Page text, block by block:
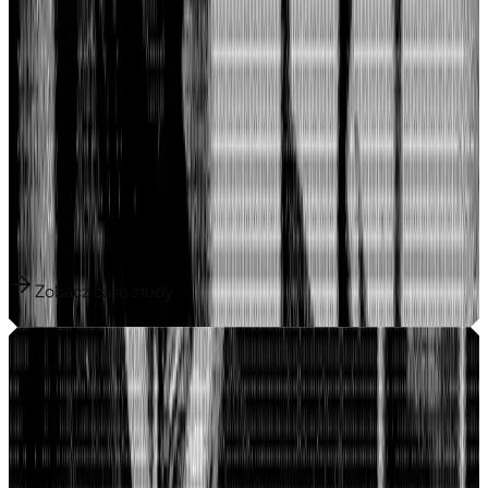
Jak Domanh SFX w 3 dni zyskał gotowe do
produkcji portfolio online
Tom Domanh to artysta SFX dla produkcji jak HandOfBlood,
RocketBeansTV i Olivia Jones — w sieci nie było jednak po tym
śladu.
1 300/ dzień
Wyświetlenia w Google
21
Produkty pierwszego dnia
Zobacz case study
Zobacz case study
Jak Leipziger LWV skaluje się dzięki własnej
infrastrukturze — 14 dni online i już z mierzalnymi
wynikami